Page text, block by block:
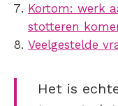
Kortom: werk
stotteren
Veelgestelde
Het is